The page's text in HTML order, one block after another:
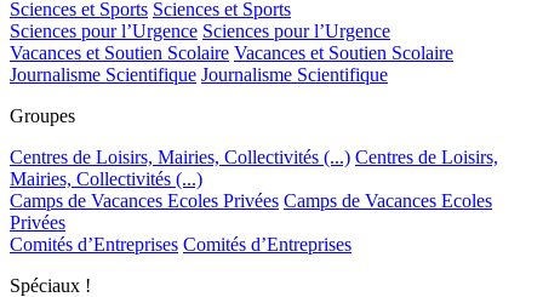
Sciences et Sports Sciences et Sports
Sciences pour l’Urgence Sciences pour l’Urgence
Vacances et Soutien Scolaire Vacances et Soutien Scolaire
Journalisme Scientifique Journalisme Scientifique
Groupes
Centres de Loisirs, Mairies, Collectivités (...) Centres de Loisirs,
Mairies, Collectivités (...)
Camps de Vacances Ecoles Privées Camps de Vacances Ecoles
Privées
Comités d’Entreprises Comités d’Entreprises
Spéciaux !